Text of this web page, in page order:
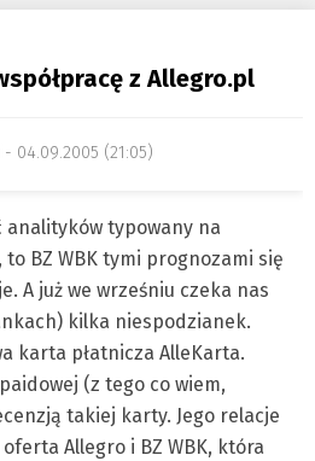
z Allegro.pl
- 04.09.2005 (21:05)
analityków typowany na
BZ WBK tymi prognozami się
A już we wrześniu czeka nas
kilka niespodzianek.
karta płatnicza AlleKarta.
(z tego co wiem,
takiej karty. Jego relacje
Allegro i BZ WBK, która